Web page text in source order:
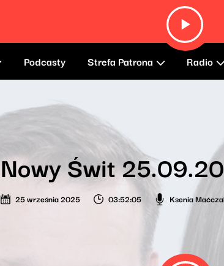
Podcasty Strefa Patrona Radio
Nowy Świt
25 września 2025 03:52:05 Ksenia